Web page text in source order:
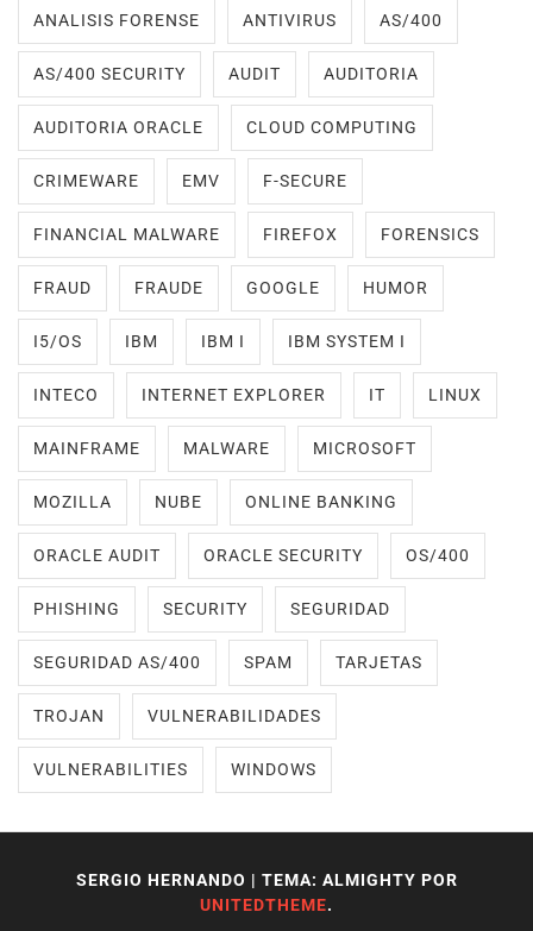
ANALISIS FORENSE ANTIVIRUS AS/400
AS/400 SECURITY AUDIT AUDITORIA
AUDITORIA ORACLE CLOUD COMPUTING
CRIMEWARE EMV F-SECURE
FINANCIAL MALWARE FIREFOX FORENSICS
FRAUD FRAUDE GOOGLE HUMOR
I5/OS IBM IBM I IBM SYSTEM I
INTECO INTERNET EXPLORER IT LINUX
MAINFRAME MALWARE MICROSOFT
MOZILLA NUBE ONLINE BANKING
ORACLE AUDIT ORACLE SECURITY OS/400
PHISHING SECURITY SEGURIDAD
SEGURIDAD AS/400 SPAM TARJETAS
TROJAN VULNERABILIDADES
VULNERABILITIES WINDOWS
SERGIO HERNANDO | TEMA: ALMIGHTY POR
UNITEDTHEME.